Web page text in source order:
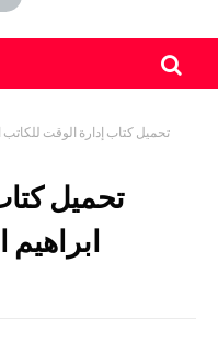
تحميل كتاب إدارة الوقت للكاتب
تحميل
ابراهيم